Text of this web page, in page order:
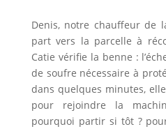
Denis, notre chauffeur de
part vers la parcelle à
Catie vérifie la benne :
de soufre nécessaire à
dans quelques minutes,
pour rejoindre la
pourquoi partir si tôt ?